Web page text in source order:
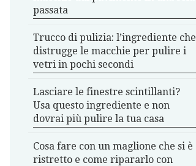
passata
Trucco di pulizia: l’ingrediente che
distrugge le macchie per pulire i
vetri in pochi secondi
Lasciare le finestre scintillanti?
Usa questo ingrediente e non
dovrai più pulire la tua casa
Cosa fare con un maglione che si è
ristretto e come ripararlo con